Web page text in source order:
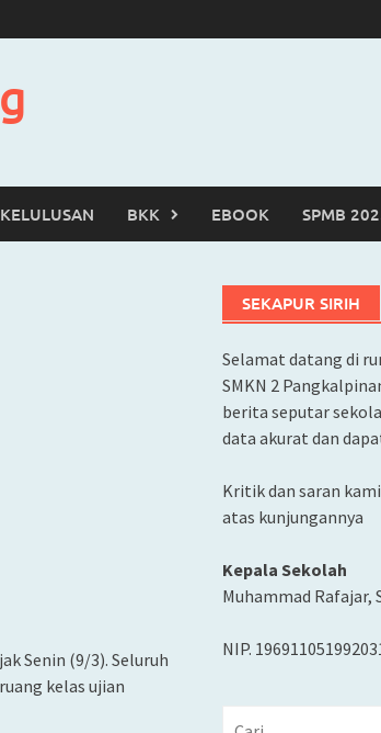
KELULUSAN BKK EBOOK SPMB
Senin (9/3). Seluruh
kelas ujian
SEKAPUR SIRIH
Selamat datang di
SMKN 2
berita seputar
data akurat dan
Kritik dan saran
atas kunjungannya
Kepala Sekolah
Muhammad Rafajar,
NIP.